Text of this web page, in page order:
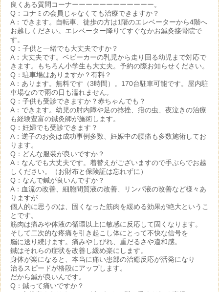
良くある質問コーナーーーーーーーーーーーー。
Q：コナミの会員じゃなくても治療できますか？
A：できます。自転車、徒歩の方は1階のエレベーターから4階へ
お越しください。エレベーター降りてすぐなかお鍼灸接骨院で
す。
Q：子供と一緒でも大丈夫ですか？
A：大丈夫です。ベビーカーの乳児から走り回る幼児まで対応で
きます。もちろん小学生も大丈夫。予約の際お知らせください。
Q：駐車場はありますか？有料？
A：あります。無料です（3時間）。170台駐車可能です。屋内駐
車場なので雨の日も濡れません。
Q：子供も受診できますか？赤ちゃんでも？
A：できます。幼児の肘内障や足の捻挫、疳の虫、夜泣きの治療
も経験豊富の鍼灸師が施術します。
Q：妊婦でも受診できます？
A：逆子のお灸は成功事例多数、妊娠中の腰痛も多数施術してお
ります。
Q：どんな服装が良いですか？
A：なんでも大丈夫です。着替えがございますので手ぶらでお越
しください。（お財布と保険証は忘れずに）
Q：なんで鍼が良いんですか？
A：血流の改善、細胞間質液の改善、リンパ液の改善など様々あ
りますが
個人的に思うのは、固くなった筋肉を緩める効果が絶大というこ
とです。
筋肉は痛みや体液の循環以上に敏感に反応して固くなります。
そして二次的な疼痛を引き起こし体にとって不快な信号を
脳に送り続けます。痛みやしびれ、重だるさや違和感。
鍼はそれらの症状を改善し緩め楽にします。
身体が楽になると、本当に痛い患部の治癒反応が活発になり
治るスピードが格段にアップします。
だから鍼が良いんです。
Q：鍼って痛いですか？